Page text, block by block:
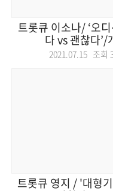
트롯큐 이소나/ ‘오
다 vs 괜찮다’/
2021.07.15 조회
트롯큐 영지 / '대형